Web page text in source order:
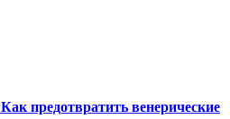
Как предотвратить венерические